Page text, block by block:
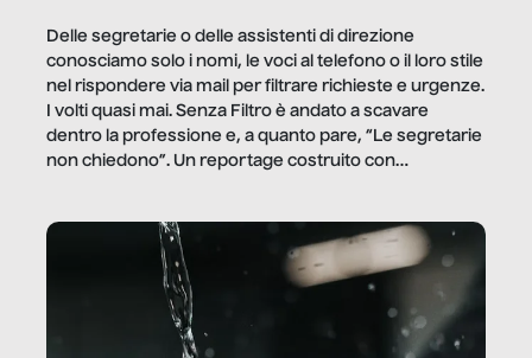
Delle segretarie o delle assistenti di direzione
conosciamo solo i nomi, le voci al telefono o il loro stile
nel rispondere via mail per filtrare richieste e urgenze.
I volti quasi mai. Senza Filtro è andato a scavare
dentro la professione e, a quanto pare, “Le segretarie
non chiedono”. Un reportage costruito con